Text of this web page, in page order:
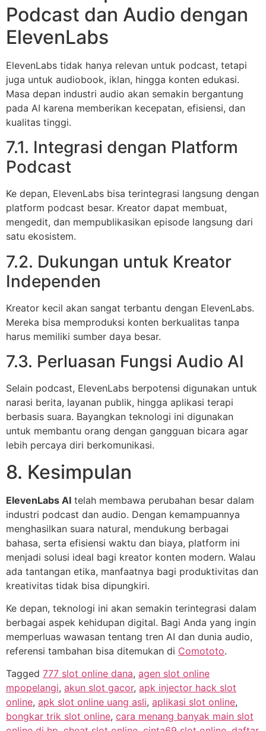
Podcast dan Audio dengan
ElevenLabs
ElevenLabs tidak hanya relevan untuk podcast, tetapi
juga untuk audiobook, iklan, hingga konten edukasi.
Masa depan industri audio akan semakin bergantung
pada AI karena memberikan kecepatan, efisiensi, dan
kualitas tinggi.
7.1. Integrasi dengan Platform
Podcast
Ke depan, ElevenLabs bisa terintegrasi langsung dengan
platform podcast besar. Kreator dapat membuat,
mengedit, dan mempublikasikan episode langsung dari
satu ekosistem.
7.2. Dukungan untuk Kreator
Independen
Kreator kecil akan sangat terbantu dengan ElevenLabs.
Mereka bisa memproduksi konten berkualitas tanpa
harus memiliki sumber daya besar.
7.3. Perluasan Fungsi Audio AI
Selain podcast, ElevenLabs berpotensi digunakan untuk
narasi berita, layanan publik, hingga aplikasi terapi
berbasis suara. Bayangkan teknologi ini digunakan
untuk membantu orang dengan gangguan bicara agar
lebih percaya diri berkomunikasi.
8. Kesimpulan
ElevenLabs AI telah membawa perubahan besar dalam
industri podcast dan audio. Dengan kemampuannya
menghasilkan suara natural, mendukung berbagai
bahasa, serta efisiensi waktu dan biaya, platform ini
menjadi solusi ideal bagi kreator konten modern. Walau
ada tantangan etika, manfaatnya bagi produktivitas dan
kreativitas tidak bisa dipungkiri.
Ke depan, teknologi ini akan semakin terintegrasi dalam
berbagai aspek kehidupan digital. Bagi Anda yang ingin
memperluas wawasan tentang tren AI dan dunia audio,
referensi tambahan bisa ditemukan di Comototo.
Tagged 777 slot online dana, agen slot online
mpopelangi, akun slot gacor, apk injector hack slot
online, apk slot online uang asli, aplikasi slot online,
bongkar trik slot online, cara menang banyak main slot